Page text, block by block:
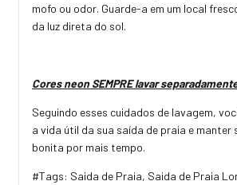
mofo ou odor. Guarde-a em um local
da luz direta do sol.
Cores neon SEMPRE lavar
Seguindo esses cuidados de lavagem,
a vida útil da sua saída de praia e manter
bonita por mais tempo.
#Tags: Saida de Praia, Saida de Praia